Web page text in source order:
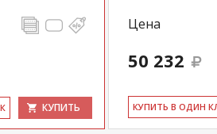
КУПИТЬ
Цена
50 232
КУ­ПИТЬ В ОДИН